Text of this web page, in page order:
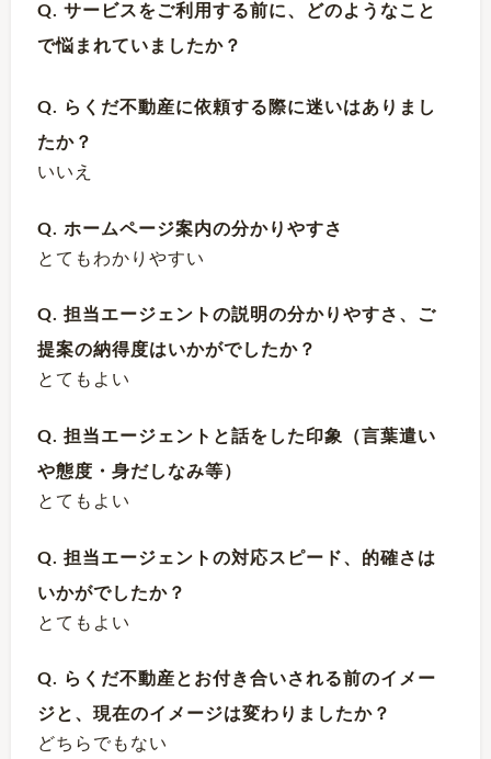
Q. サービスをご利用する前に、どのようなこと
で悩まれていましたか？
Q. らくだ不動産に依頼する際に迷いはありまし
たか？
いいえ
Q. ホームページ案内の分かりやすさ
とてもわかりやすい
Q. 担当エージェントの説明の分かりやすさ、ご
提案の納得度はいかがでしたか？
とてもよい
Q. 担当エージェントと話をした印象（言葉遣い
や態度・身だしなみ等）
とてもよい
Q. 担当エージェントの対応スピード、的確さは
いかがでしたか？
とてもよい
Q. らくだ不動産とお付き合いされる前のイメー
ジと、現在のイメージは変わりましたか？
どちらでもない